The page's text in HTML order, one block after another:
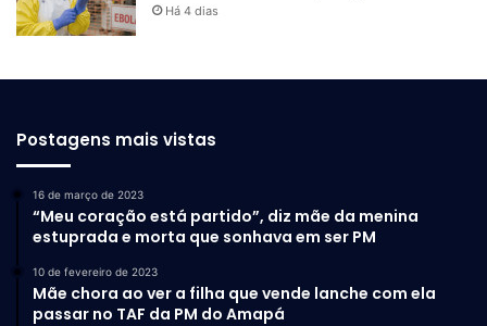
Há 4 dias
Postagens mais vistas
16 de março de 2023
“Meu coração está partido”, diz mãe da menina
estuprada e morta que sonhava em ser PM
10 de fevereiro de 2023
Mãe chora ao ver a filha que vende lanche com ela
passar no TAF da PM do Amapá